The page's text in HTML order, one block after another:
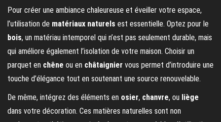
Pour créer une ambiance chaleureuse et éveiller votre espace,
l’utilisation de matériaux naturels est essentielle. Optez pour le
bois, un matériau intemporel qui n’est pas seulement durable, mais
qui améliore également l’isolation de votre maison. Choisir un
parquet en chêne ou en châtaignier vous permet d’introduire une
touche d’élégance tout en soutenant une source renouvelable.
De même, intégrez des éléments en osier, chanvre, ou liège
dans votre décoration. Ces matières naturelles sont non